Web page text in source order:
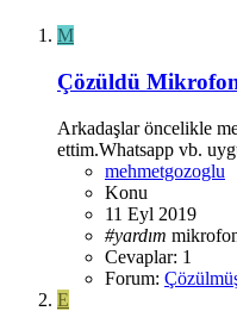
M
Çözüldü
Arkadaşlar öncelikle
ettim.Whatsapp vb.
mehmetgozoglu
Konu
11 Eyl 2019
#yardım
Cevaplar: 1
Forum:
E